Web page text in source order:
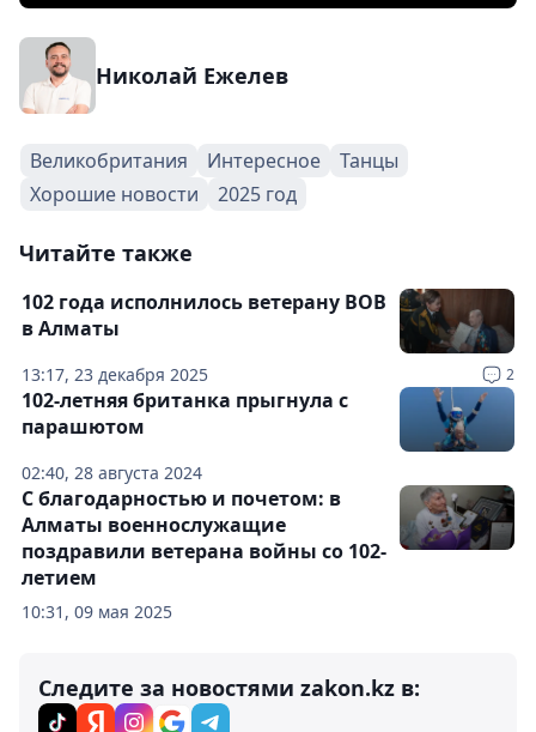
Николай Ежелев
Великобритания Интересное
Танцы
Хорошие новости
2025 год
Читайте также
13:17, 23 декабря 2025 2
102 года исполнилось ветерану ВОВ
в Алматы
02:40, 28 августа 2024
102-летняя британка прыгнула с
парашютом
10:31, 09 мая 2025
С благодарностью и почетом: в
Алматы военнослужащие
поздравили ветерана войны со 102-
летием
Следите за новостями zakon.kz в: